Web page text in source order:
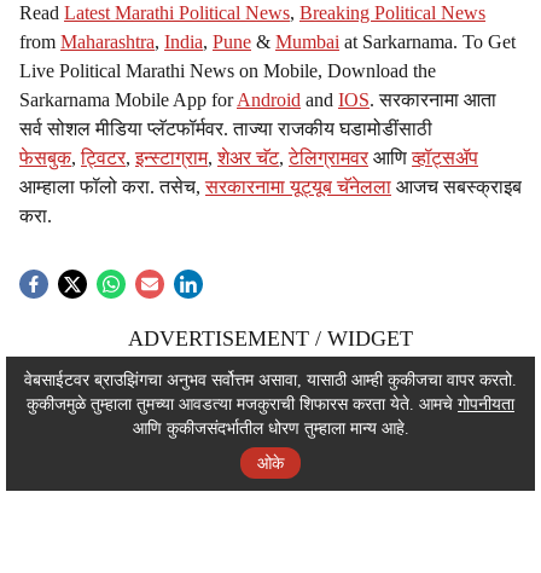
Read Latest Marathi Political News, Breaking Political News
from Maharashtra, India, Pune & Mumbai at Sarkarnama. To Get
Live Political Marathi News on Mobile, Download the
Sarkarnama Mobile App forAndroid and IOS. सरकारनामा आता
सर्व सोशल मीडिया प्लॅटफॉर्मवर. ताज्या राजकीय घडामोडींसाठी
फेसबुक,ट्विटर,इन्स्टाग्राम,शेअर चॅट,टेलिग्रामवर आणिव्हॉट्सॲप
आम्हाला फॉलो करा. तसेच,सरकारनामा यूट्यूब चॅनेलला आजच सबस्क्राइब
करा.
ADVERTISEMENT / WIDGET
ADVERTISEMENT / WIDGET
ADVERTISEMENT / WIDGET
वेबसाईटवर ब्राउझिंगचा अनुभव सर्वोत्तम असावा, यासाठी आम्ही कुकीजचा वापर करतो.
कुकीजमुळे तुम्हाला तुमच्या आवडत्या मजकुराची शिफारस करता येते. आमचे गोपनीयता
आणि कुकीजसंदर्भातील धोरण तुम्हाला मान्य आहे.
ओके